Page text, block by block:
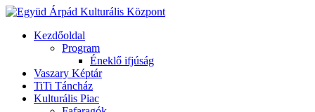
Kezdőoldal
Program
Éneklő ifjúság
Vaszary Képtár
TiTi Táncház
Kulturális Piac